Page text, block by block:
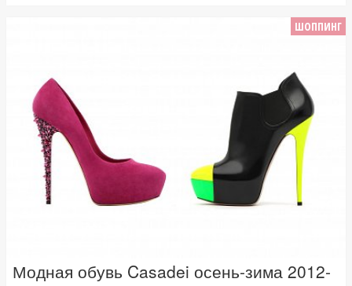
ШОППИНГ
Модная обувь Casadei осень-зима 2012-